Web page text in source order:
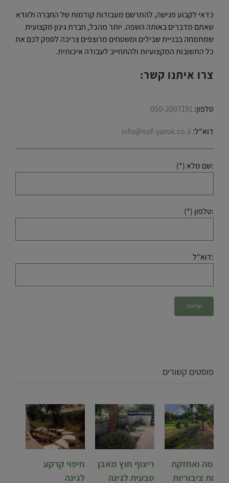
כדאי לקבוע פגישה, להתרשם מעבודות קודמות של החברה ולוודא
שאתם מדברים באותה השפה. יותר מהכל, חברת גינון מקצועית
שמתמחה בבניית שבילים ומשטחים מרוצפים צריכה לספק לכם את
כל התשובות המקצועיות ולהתחייב לעבודה איכותית.
צרו איתנו קשר:
טלפון:050-2007191
דוא”ל: info@nof-yarok.co.il
:שם מלא (*)
:טלפון (*)
:דוא"ל
פוסטים קשורים
חיפוי קרקע
לגינה
ריצוף חוץ מאבן
טבעית לגינה
הקמה ואחזקת
גינות ציבוריות